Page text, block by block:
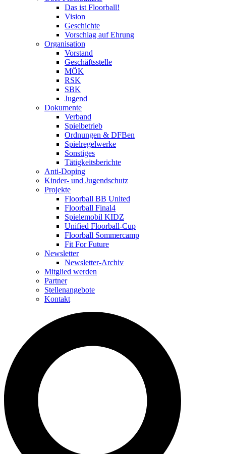
Das ist Floorball!
Vision
Geschichte
Vorschlag auf Ehrung
Organisation
Vorstand
Geschäftsstelle
MÖK
RSK
SBK
Jugend
Dokumente
Verband
Spielbetrieb
Ordnungen & DFBen
Spielregelwerke
Sonstiges
Tätigkeitsberichte
Anti-Doping
Kinder- und Jugendschutz
Projekte
Floorball BB United
Floorball Final4
Spielemobil KIDZ
Unified Floorball-Cup
Floorball Sommercamp
Fit For Future
Newsletter
Newsletter-Archiv
Mitglied werden
Partner
Stellenangebote
Kontakt